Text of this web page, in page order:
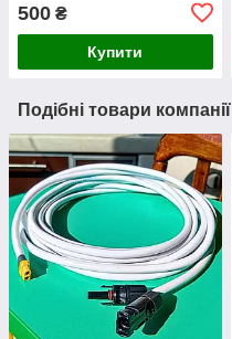
500 ₴
Купити
Подібні товари компанії